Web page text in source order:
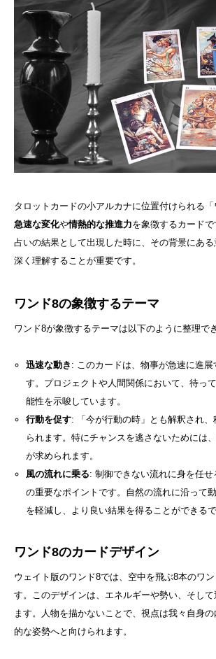
タロットカードの小アルカナに位置付けられる
急速な変化や情熱的な推進力を象徴するカードで
占いの結果として出現した時に、その背景にあ
深く理解することが重要です。
ワンド8の象徴するテーマ
ワンド8が象徴するテーマは以下のように整理で
迅速な動き : このカードは、物事が急速に進展
す。プロジェクトや人間関係において、待っ
能性を示唆しています。
行動を促す: 「今が行動の時」とも解釈され、
られます。特にチャンスを逃さないためには
が求められます。
風の流れに乗る: 制御できない流れに身を任
の重要なポイントです。自然の流れに沿って
を軽減し、より良い結果を得ることができるで
ワンド8のカードデザイン
ウェイト版のワンド8では、空中を飛ぶ8本のワ
す。このデザインは、エネルギーや勢い、そし
ます。人物を描かないことで、視点は我々自身
的な姿勢へと向けられます。